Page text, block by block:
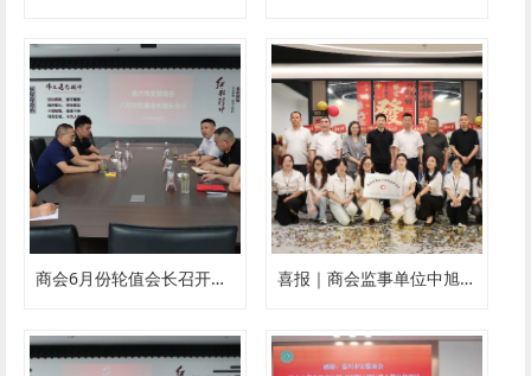
商会6月份轮值会长召开碰头会议 喜报｜商会监事单位中旭会计旗下嘉兴中惠会计有限公司盛大开业